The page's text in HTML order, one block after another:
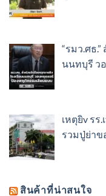
“รมว.ศธ
นนทบุรี ว
เหตุยิv รร
รวมปู่ย่าข
สินค้าที่น่าสนใจ